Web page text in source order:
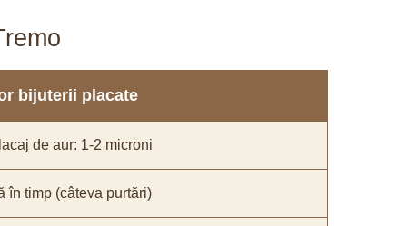
bijuterii placate
de aur: 1-2 microni
în timp (câteva purtări)